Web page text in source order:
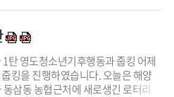
탄 영도청소년기후행동과 줍킹 어제
킹을 진행하였습니다. 오늘은 해양
삼동 농협근처에 새로생긴 로터리